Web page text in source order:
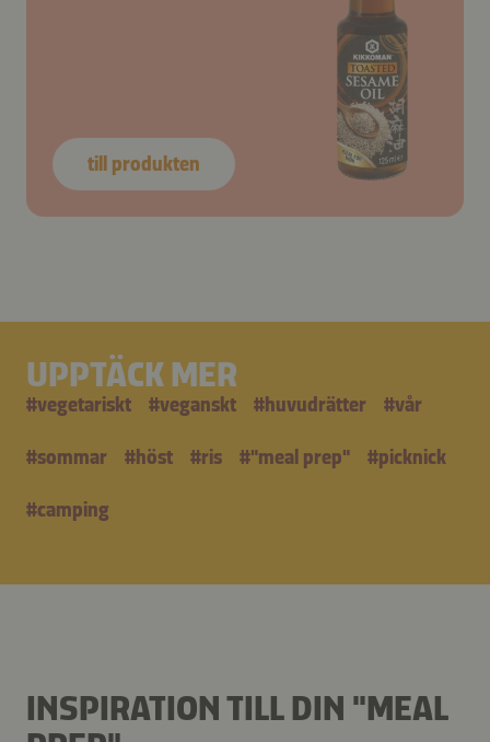
till produkten
UPPTÄCK MER
#vegetariskt #veganskt #huvudrätter #vår
#sommar #höst #ris #"meal prep" #picknick
#camping
INSPIRATION TILL DIN "MEAL